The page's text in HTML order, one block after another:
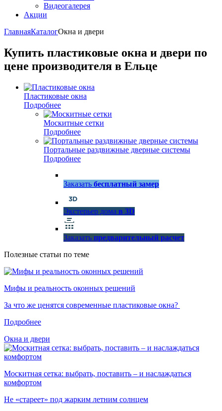
Видеогалерея
Акции
ГлавнаяКаталогОкна и двери
Купить пластиковые окна и двери по
цене производителя в Ельце
Пластиковые окна
Подробнее
Москитные сетки
Подробнее
Портальные раздвижные дверные системы
Подробнее
Заказать бесплатный замер
Экстерьер дома в 3D
Заказать предварительный расчет
Полезные статьи по теме
Мифы и реальность оконных решений
За что же ценятся современные пластиковые окна?
Подробнее
Окна и двери
Москитная сетка: выбрать, поставить – и наслаждаться
комфортом
Не «стареет» под жарким летним солнцем